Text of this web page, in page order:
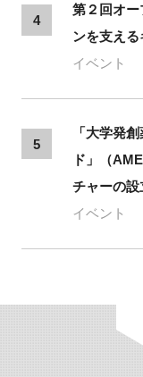
4
第２回オー
ンを支え
イベント
5
「大学発
ド」（
チャーの設
イベント